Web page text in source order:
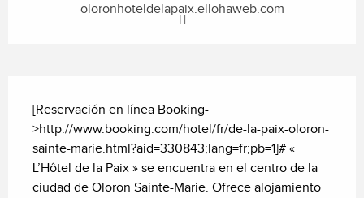
oloronhoteldelapaix.ellohaweb.com
[Reservación en línea Booking-
>http://www.booking.com/hotel/fr/de-la-paix-oloron-
sainte-marie.html?aid=330843;lang=fr;pb=1]# «
L’Hôtel de la Paix » se encuentra en el centro de la
ciudad de Oloron Sainte-Marie. Ofrece alojamiento